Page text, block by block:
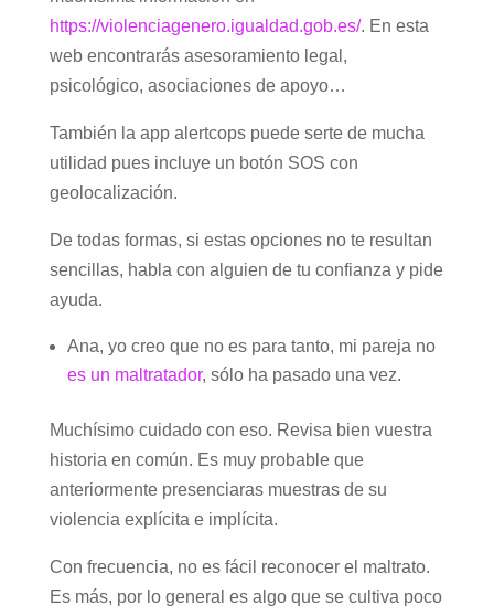
https://violenciagenero.igualdad.gob.es/. En esta
web encontrarás asesoramiento legal,
psicológico, asociaciones de apoyo…
También la app alertcops puede serte de mucha
utilidad pues incluye un botón SOS con
geolocalización.
De todas formas, si estas opciones no te resultan
sencillas, habla con alguien de tu confianza y pide
ayuda.
Ana, yo creo que no es para tanto, mi pareja no
es un maltratador, sólo ha pasado una vez.
Muchísimo cuidado con eso. Revisa bien vuestra
historia en común. Es muy probable que
anteriormente presenciaras muestras de su
violencia explícita e implícita.
Con frecuencia, no es fácil reconocer el maltrato.
Es más, por lo general es algo que se cultiva poco